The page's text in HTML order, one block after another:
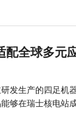
配全球多元
发生产的四足机
够在瑞士核电站